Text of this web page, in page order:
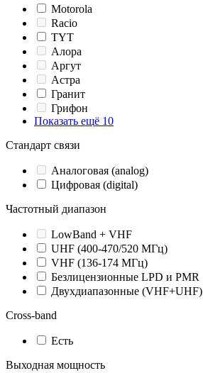
Motorola
Racio
TYT
Алора
Аргут
Астра
Гранит
Грифон
Показать ещё 10
Стандарт связи
Аналоговая (analog)
Цифровая (digital)
Частотный диапазон
LowBand + VHF
UHF (400-470/520 МГц)
VHF (136-174 МГц)
Безлицензионные LPD и PMR
Двухдиапазонные (VHF+UHF)
Cross-band
Есть
Выходная мощность